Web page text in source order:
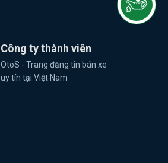
Công ty thành viên
OtoS - Trang đăng tin bán xe
uy tín tại Việt Nam